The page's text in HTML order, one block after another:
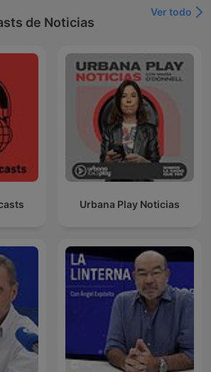
de Noticias
Ver todo
Urbana Play Noticias